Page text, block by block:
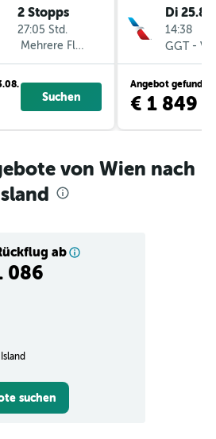
2 Stopps
27:05 Std.
Mehrere Fluglinien
Suchen
Di 25.8.
14:38
GGT- VIE
Angebot gefunden
€ 1 849
von Wien nach
ab
086
suchen